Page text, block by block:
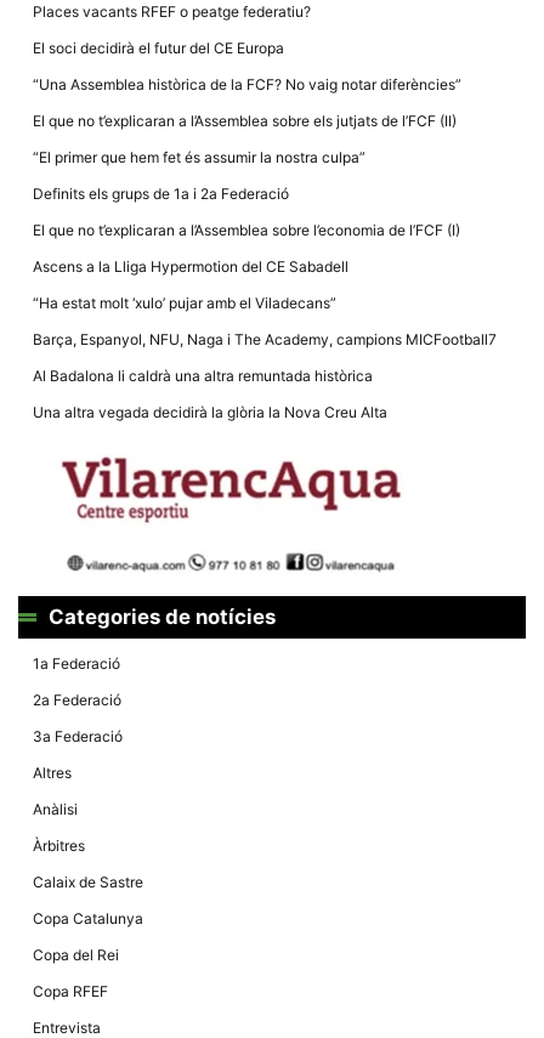
Places vacants RFEF o peatge federatiu?
El soci decidirà el futur del CE Europa
“Una Assemblea històrica de la FCF? No vaig notar diferències”
El que no t’explicaran a l’Assemblea sobre els jutjats de l’FCF (II)
“El primer que hem fet és assumir la nostra culpa”
Definits els grups de 1a i 2a Federació
El que no t’explicaran a l’Assemblea sobre l’economia de l’FCF (I)
Ascens a la Lliga Hypermotion del CE Sabadell
“Ha estat molt ‘xulo’ pujar amb el Viladecans”
Barça, Espanyol, NFU, Naga i The Academy, campions MICFootball7
Al Badalona li caldrà una altra remuntada històrica
Una altra vegada decidirà la glòria la Nova Creu Alta
Categories de notícies
1a Federació
2a Federació
3a Federació
Altres
Anàlisi
Àrbitres
Calaix de Sastre
Copa Catalunya
Copa del Rei
Copa RFEF
Entrevista
bé com sigui
rebutja
cookies
del lloc web.
Màrqueting
els teus
comportament
navegues pel
incrementes
la possibilitat
de mirar
ofertes i
personalitzat.